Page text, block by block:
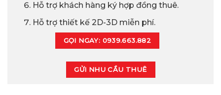
Hỗ trợ khách hàng ký hợp đồng thuê.
Hỗ trợ thiết kế 2D-3D miễn phí.
GỌI NGAY: 0939.663.882
GỬI NHU CẦU THUÊ